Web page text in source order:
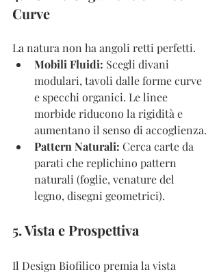
Curve
La natura non ha angoli retti perfetti.
Mobili Fluidi: Scegli divani
modulari, tavoli dalle forme curve
e specchi organici. Le linee
morbide riducono la rigidità e
aumentano il senso di accoglienza.
Pattern Naturali: Cerca carte da
parati che replichino pattern
naturali (foglie, venature del
legno, disegni geometrici).
5. Vista e Prospettiva
Il Design Biofilico premia la vista